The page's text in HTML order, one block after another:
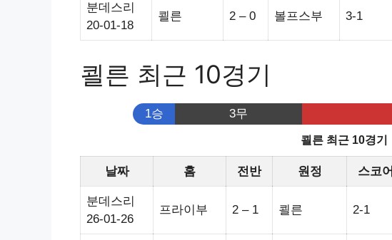
분데스리
20-01-18
쾰른 2 – 0 볼프스부 3-1
쾰른 최근 10경기
1승 3무
쾰른 최근 10경기
날짜 홈 전반 원정 스코어
분데스리
26-01-26
프라이부 2 – 1 쾰른 2-1